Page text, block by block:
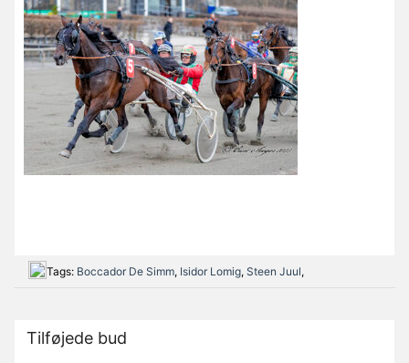
Tags: Boccador De Simm, Isidor Lomig, Steen Juul,
Tilføjede bud